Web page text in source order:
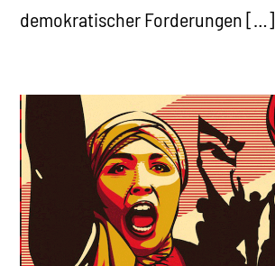
demokratischer Forderungen […]